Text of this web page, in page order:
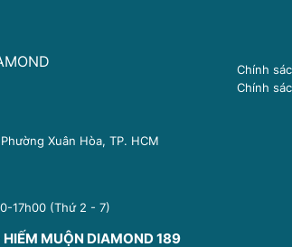
Xuân Hòa, TP. HCM
17h00 (Thứ 2 - 7)
MUỘN DIAMOND 189
Chính
Chính